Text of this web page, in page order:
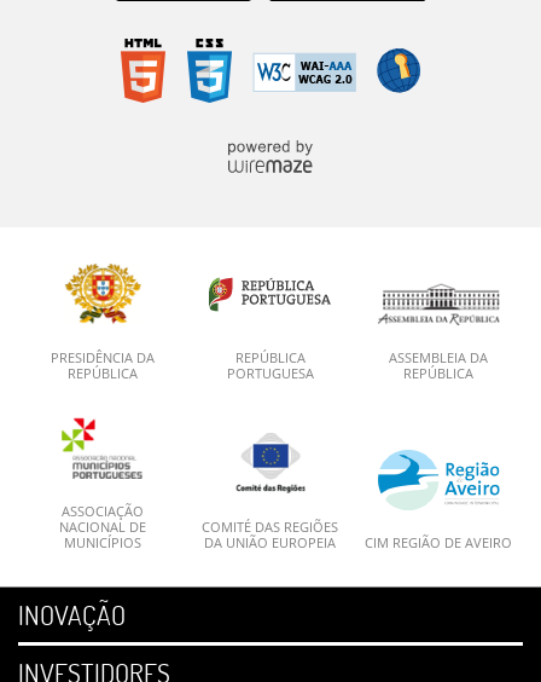
PRESIDÊNCIA DA
REPÚBLICA
REPÚBLICA
PORTUGUESA
ASSEMBLEIA DA
REPÚBLICA
ASSOCIAÇÃO
NACIONAL DE
MUNICÍPIOS
COMITÉ DAS REGIÕES
DA UNIÃO EUROPEIA
CIM REGIÃO DE AVEIRO
INOVAÇÃO
INVESTIDORES